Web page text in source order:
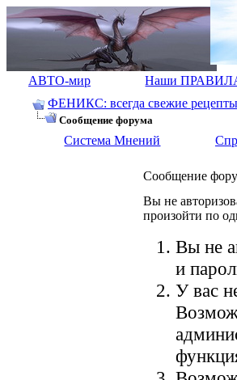
АВТО-мир Наши
ФЕНИКС: всегда свежие рецепты
Сообщение форума
Система Мнений
Сообщение
Вы не
произойти по
Вы не
и
У вас